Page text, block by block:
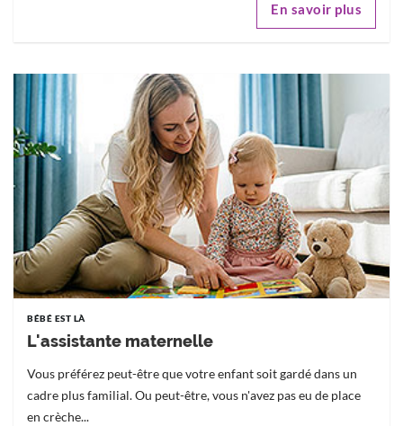
En savoir plus
BÉBÉ EST LÀ
L'assistante maternelle
Vous préférez peut-être que votre enfant soit gardé dans un
cadre plus familial. Ou peut-être, vous n'avez pas eu de place
en crèche...